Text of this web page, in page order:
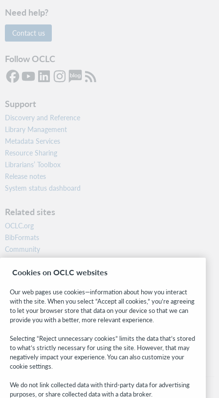
Need help?
Contact us
Follow OCLC
Support
Discovery and Reference
Library Management
Metadata Services
Resource Sharing
Librarians’ Toolbox
Release notes
System status dashboard
Related sites
OCLC.org
BibFormats
Community
Research
WebJunction
Stay in the know.
Get the latest product updates, research, events, and much more—
right to your inbox.
Subscribe now
Cookies on OCLC websites
Our web pages use cookies—information about how you interact
with the site. When you select “Accept all cookies,” you’re agreeing
to let your browser store that data on your device so that we can
provide you with a better, more relevant experience.
Selecting “Reject unnecessary cookies” limits the data that’s stored
to what’s strictly necessary for using the site. However, that may
negatively impact your experience. You can also customize your
cookie settings.
We do not link collected data with third-party data for advertising
purposes, or share collected data with a data broker.